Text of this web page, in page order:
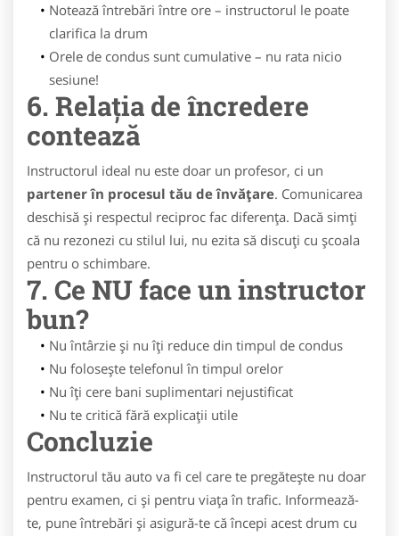
Notează întrebări între ore – instructorul le poate
clarifica la drum
Orele de condus sunt cumulative – nu rata nicio
sesiune!
6. Relația de încredere
contează
Instructorul ideal nu este doar un profesor, ci un
partener în procesul tău de învățare. Comunicarea
deschisă și respectul reciproc fac diferența. Dacă simți
că nu rezonezi cu stilul lui, nu ezita să discuți cu școala
pentru o schimbare.
7. Ce NU face un instructor
bun?
Nu întârzie și nu îți reduce din timpul de condus
Nu folosește telefonul în timpul orelor
Nu îți cere bani suplimentari nejustificat
Nu te critică fără explicații utile
Concluzie
Instructorul tău auto va fi cel care te pregătește nu doar
pentru examen, ci și pentru viața în trafic. Informează-
te, pune întrebări și asigură-te că începi acest drum cu